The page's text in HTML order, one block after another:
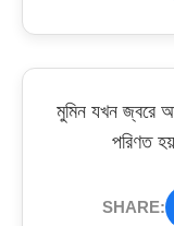
মুমিন যখন জ্বরে
পরিণত
SHARE: